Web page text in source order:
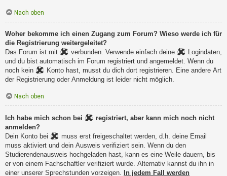
Nach oben
Woher bekomme ich einen Zugang zum Forum? Wieso werde ich für
die Registrierung weitergeleitet?
Das Forum ist mit
verbunden. Verwende einfach deine
Logindaten,
und du bist automatisch im Forum registriert und angemeldet. Wenn du
noch kein
Konto hast, musst du dich dort registrieren. Eine andere Art
der Registrierung oder Anmeldung ist leider nicht möglich.
Nach oben
Ich habe mich schon bei
registriert, aber kann mich noch nicht
anmelden?
Dein Konto bei
muss erst freigeschaltet werden, d.h. deine Email
muss aktiviert und dein Ausweis verifiziert sein. Wenn du den
Studierendenausweis hochgeladen hast, kann es eine Weile dauern, bis
er von einem Fachschaftler verifiziert wurde. Alternativ kannst du ihn in
einer unserer Sprechstunden vorzeigen. In jedem Fall werden